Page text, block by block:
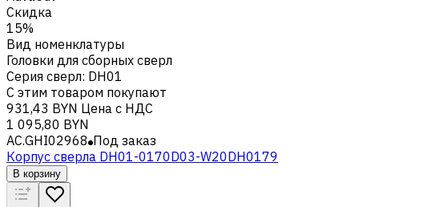
Скидка
15%
Вид номенклатуры
Головки для сборных сверл
Серия сверл: DH01
С этим товаром покупают
931,43 BYN Цена с НДС
1 095,80 BYN
AC.GHI02968 Под заказ
Корпус сверла DH01-0170D03-W20DH0179
В корзину